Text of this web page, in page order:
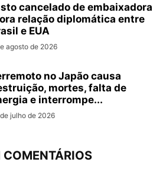
cancelado de embaixadora
relação diplomática entre
e EUA
agosto de 2026
no Japão causa
mortes, falta de
e interrompe...
julho de 2026
COMENTÁRIOS